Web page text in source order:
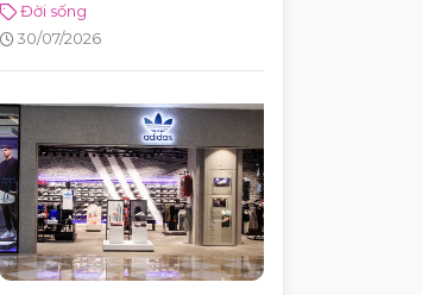
tiện lợi đến những không gian
sân vườn quy mô.
Đời sống
30/07/2026